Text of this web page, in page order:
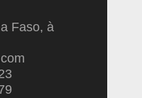
Faso, à